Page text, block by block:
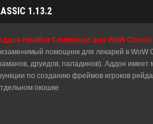
1.13.2
HealBot Countinued для WoW Classic
помощник для лекарей в WoW
друидов, паладинов). Аддон имеет
по созданию фреймов игроков
окошке